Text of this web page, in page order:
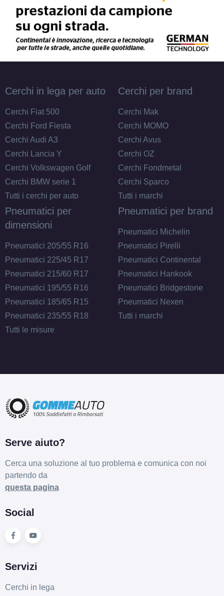
Cerchi in lega per auto
Cerchi Fiat 500
Cerchi Ford Fiesta
Cerchi Audi A3
Cerchi Lancia Y
Cerchi Volkswagen Golf
Cerchi BMW serie 1
Tutti i cerchi per auto
Cerchi per brand
Cerchi Mak
Cerchi MOMO
Cerchi Avus
Cerchi OZ
Cerchi Fondmetal
Cerchi Sparco
Tutti i marchi
Pneumatici per
dimensioni
Pneumatici 205/55 R16
Pneumatici 225/45 R17
Pneumatici 215/60 R17
Pneumatici 195/55 R16
Pneumatici 185/65 R15
Pneumatici 235/55 R18
Tutti le misure
Pneumatici per brand
Pneumatici Michelin
Pneumatici Pirelli
Pneumatici Continental
Pneumatici Hankook
Pneumatici Bridgestone
Pneumatici Nexen
Tutti i marchi
Serve aiuto?
Cerca una soluzione al tuo problema e comunica con noi
partendo da
questa pagina
Social
Servizi
Cerchi in lega